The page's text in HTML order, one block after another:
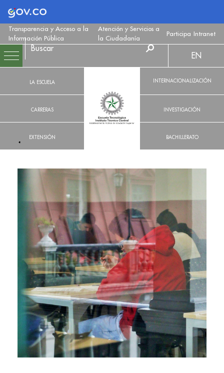
Logo Gobierno de Colombia
Transparencia y Acceso a la
Información Pública
Atención y Servicios a
la Ciudadanía
Participa Intranet
LA ESCUELA
CARRERAS
EXTENSIÓN
EN
INTERNACIONALIZACIÓN
INVESTIGACIÓN
BACHILLERATO